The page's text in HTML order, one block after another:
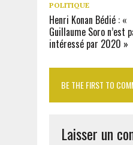
POLITIQUE
Henri Konan Bédié : «
Guillaume Soro n’est
intéressé par 2020 »
BE THE FIRST TO
Laisser un